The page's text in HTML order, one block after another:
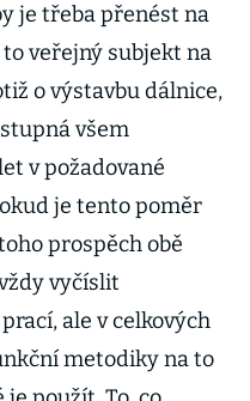
je třeba přenést na
veřejný subjekt na
o výstavbu dálnice,
všem
v požadované
je tento poměr
prospěch obě
vyčíslit
ale v celkových
metodiky na to